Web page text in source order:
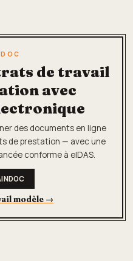
de travail
avec
des documents en ligne
de prestation — avec une
conforme à eIDAS.
modèle →